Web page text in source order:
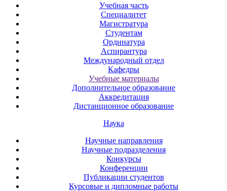
Учебная часть
Специалитет
Магистратура
Студентам
Ординатура
Аспирантура
Международный отдел
Кафедры
Учебные материалы
Дополнительное образование
Аккредитация
Дистанционное образование
Наука
Научные направления
Научные подразделения
Конкурсы
Конференции
Публикации студентов
Курсовые и дипломные работы